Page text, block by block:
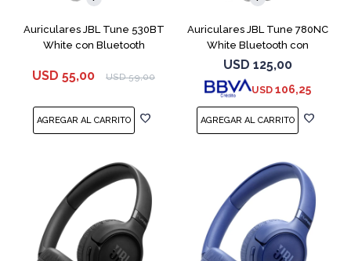
Auriculares JBL Tune 530BT
White con Bluetooth
USD 55,00 USD 59,00
Auriculares JBL Tune 780NC
White Bluetooth con
Micrófono
USD 125,00
USD 106,25